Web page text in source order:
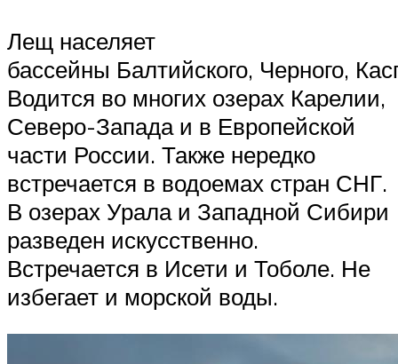
Лещ населяет
бассейны Балтийского, Черного,
Водится во многих озерах Карелии,
Северо-Запада и в Европейской
части России. Также нередко
встречается в водоемах стран СНГ.
В озерах Урала и Западной Сибири
разведен искусственно.
Встречается в Исети и Тоболе. Не
избегает и морской воды.